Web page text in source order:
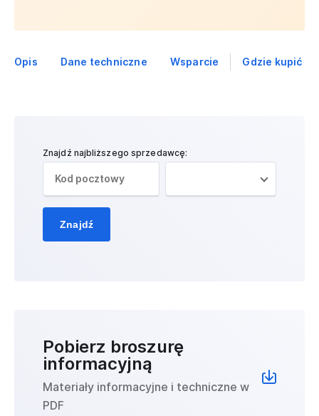
Opis Dane techniczne Wsparcie Gdzie kupić
Znajdź najbliższego sprzedawcę:
Znajdź
Pobierz broszurę
informacyjną
Materiały informacyjne i techniczne w
PDF